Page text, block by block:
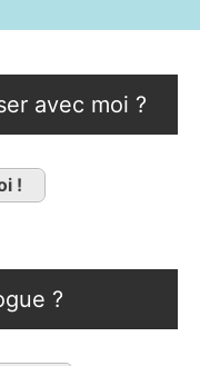
avec moi ?
!
?